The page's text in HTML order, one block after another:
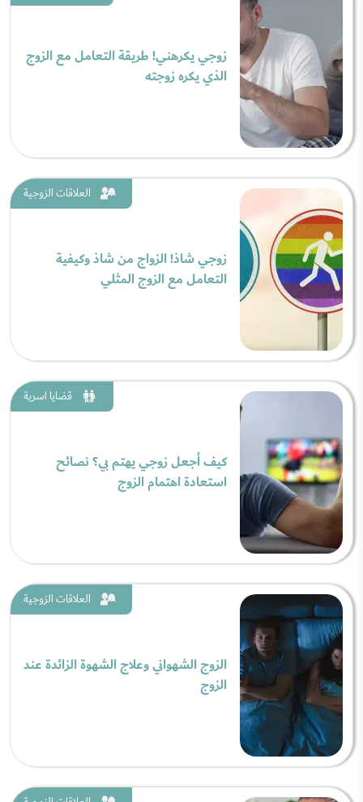
زوجي يكرهني! طريقة التعامل مع الزوج
الذي يكره زوجته
العلاقات الزوجية
زوجي شاذ! الزواج من شاذ وكيفية
التعامل مع الزوج المثلي
قضايا اسرية
كيف أجعل زوجي يهتم بي؟ نصائح
استعادة اهتمام الزوج
العلاقات الزوجية
الزوج الشهواني وعلاج الشهوة الزائدة عند
الزوج